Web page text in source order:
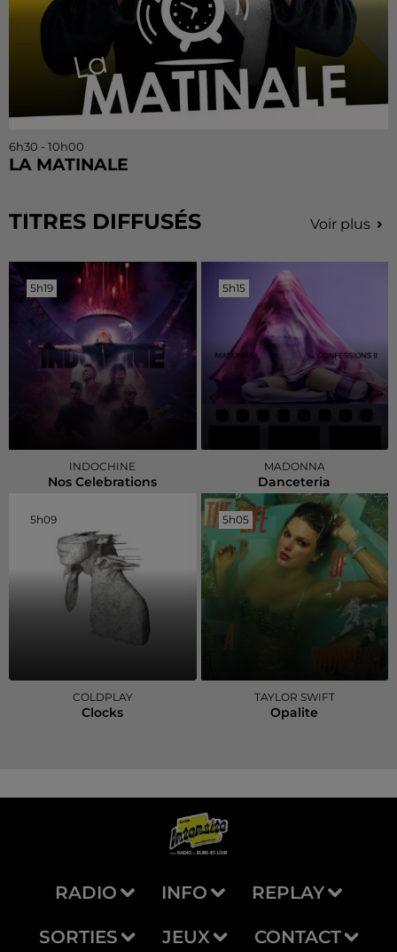
6h30 - 10h00
LA MATINALE
TITRES DIFFUSÉS Voir plus
5h19
5h19
INDOCHINE
Nos Celebrations
5h15
5h15
MADONNA
Danceteria
5h09
5h09
COLDPLAY
Clocks
5h05
5h05
TAYLOR SWIFT
Opalite
RADIO INFO REPLAY
SORTIES JEUX CONTACT